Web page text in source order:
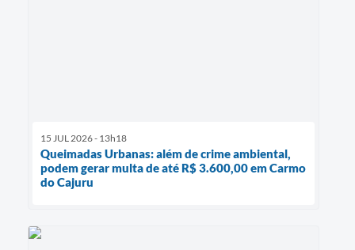
15 JUL 2026 - 13h18
Queimadas Urbanas: além de crime ambiental,
podem gerar multa de até R$ 3.600,00 em Carmo
do Cajuru